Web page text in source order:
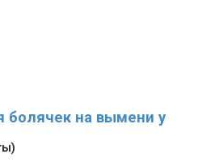
на вымени у